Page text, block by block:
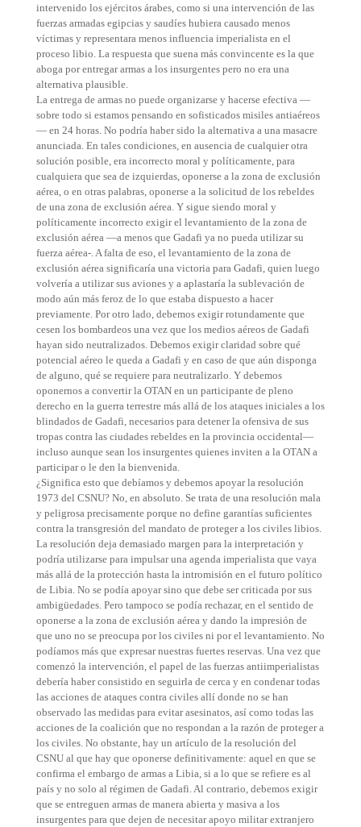
intervenido los ejércitos árabes, como si una intervención de las
fuerzas armadas egipcias y saudíes hubiera causado menos
víctimas y representara menos influencia imperialista en el
proceso libio. La respuesta que suena más convincente es la que
aboga por entregar armas a los insurgentes pero no era una
alternativa plausible.
La entrega de armas no puede organizarse y hacerse efectiva —
sobre todo si estamos pensando en sofisticados misiles antiaéreos
— en 24 horas. No podría haber sido la alternativa a una masacre
anunciada. En tales condiciones, en ausencia de cualquier otra
solución posible, era incorrecto moral y políticamente, para
cualquiera que sea de izquierdas, oponerse a la zona de exclusión
aérea, o en otras palabras, oponerse a la solicitud de los rebeldes
de una zona de exclusión aérea. Y sigue siendo moral y
políticamente incorrecto exigir el levantamiento de la zona de
exclusión aérea —a menos que Gadafi ya no pueda utilizar su
fuerza aérea-. A falta de eso, el levantamiento de la zona de
exclusión aérea significaría una victoria para Gadafi, quien luego
volvería a utilizar sus aviones y a aplastaría la sublevación de
modo aún más feroz de lo que estaba dispuesto a hacer
previamente. Por otro lado, debemos exigir rotundamente que
cesen los bombardeos una vez que los medios aéreos de Gadafi
hayan sido neutralizados. Debemos exigir claridad sobre qué
potencial aéreo le queda a Gadafi y en caso de que aún disponga
de alguno, qué se requiere para neutralizarlo. Y debemos
oponernos a convertir la OTAN en un participante de pleno
derecho en la guerra terrestre más allá de los ataques iniciales a los
blindados de Gadafi, necesarios para detener la ofensiva de sus
tropas contra las ciudades rebeldes en la provincia occidental—
incluso aunque sean los insurgentes quienes inviten a la OTAN a
participar o le den la bienvenida.
¿Significa esto que debíamos y debemos apoyar la resolución
1973 del CSNU? No, en absoluto. Se trata de una resolución mala
y peligrosa precisamente porque no define garantías suficientes
contra la transgresión del mandato de proteger a los civiles libios.
La resolución deja demasiado margen para la interpretación y
podría utilizarse para impulsar una agenda imperialista que vaya
más allá de la protección hasta la intromisión en el futuro político
de Libia. No se podía apoyar sino que debe ser criticada por sus
ambigüedades. Pero tampoco se podía rechazar, en el sentido de
oponerse a la zona de exclusión aérea y dando la impresión de
que uno no se preocupa por los civiles ni por el levantamiento. No
podíamos más que expresar nuestras fuertes reservas. Una vez que
comenzó la intervención, el papel de las fuerzas antiimperialistas
debería haber consistido en seguirla de cerca y en condenar todas
las acciones de ataques contra civiles allí donde no se han
observado las medidas para evitar asesinatos, así como todas las
acciones de la coalición que no respondan a la razón de proteger a
los civiles. No obstante, hay un artículo de la resolución del
CSNU al que hay que oponerse definitivamente: aquel en que se
confirma el embargo de armas a Libia, si a lo que se refiere es al
país y no solo al régimen de Gadafi. Al contrario, debemos exigir
que se entreguen armas de manera abierta y masiva a los
insurgentes para que dejen de necesitar apoyo militar extranjero